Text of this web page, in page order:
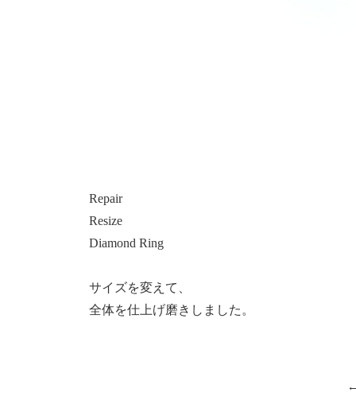
Repair
Resize
Diamond Ring
サイズを変えて、
全体を仕上げ磨きしました。